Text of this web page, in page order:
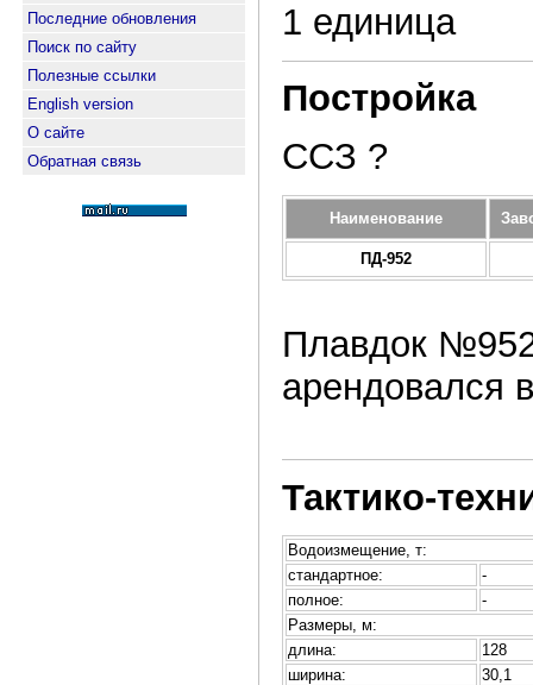
Последние обновления
Поиск по сайту
Полезные ссылки
English version
О сайте
Обратная связь
1 единица
Постройка
ССЗ ?
Наименование
ПД-952
Плавдок
арендовался
Тактико-
Водоизмещение, т:
стандартное:
-
полное:
-
Размеры, м:
длина:
128
ширина:
30,1